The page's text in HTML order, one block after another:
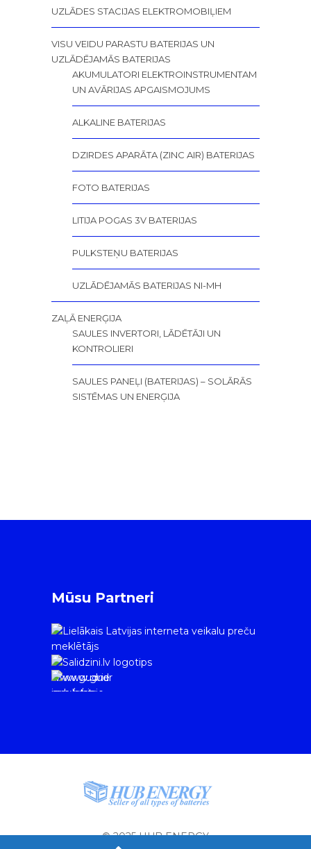
UZLĀDES STACIJAS ELEKTROMOBIĻIEM
VISU VEIDU PARASTU BATERIJAS UN
UZLĀDĒJAMĀS BATERIJAS
AKUMULATORI ELEKTROINSTRUMENTAM
UN AVĀRIJAS APGAISMOJUMS
ALKALINE BATERIJAS
DZIRDES APARĀTA (ZINC AIR) BATERIJAS
FOTO BATERIJAS
LITIJA POGAS 3V BATERIJAS
PULKSTEŅU BATERIJAS
UZLĀDĒJAMĀS BATERIJAS NI-MH
ZAĻĀ ENERĢIJA
SAULES INVERTORI, LĀDĒTĀJI UN
KONTROLIERI
SAULES PANEĻI (BATERIJAS) – SOLĀRĀS
SISTĒMAS UN ENERĢIJA
Mūsu Partneri
www.gudrie
m.lv/atrie-
© 2025 HUB ENERGY